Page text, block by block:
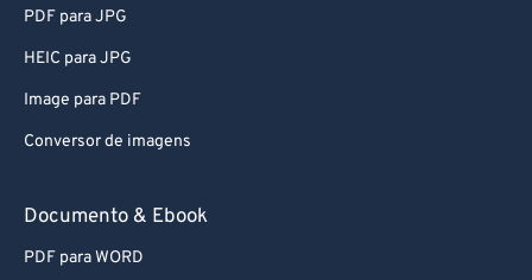
PDF para JPG
HEIC para JPG
Image para PDF
Conversor de imagens
Documento & Ebook
PDF para WORD